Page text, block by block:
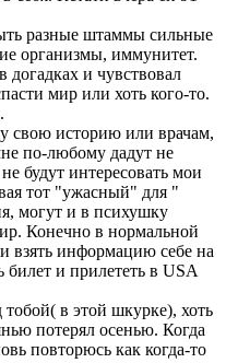
разные штаммы сильные
организмы, иммунитет.
и чувствовал
мир или хоть кого-то.
свою историю или врачам,
по-любому дадут не
будут интересовать мои
тот "ужасный" для "
могут и в психушку
Конечно в нормальной
взять информацию себе на
билет и прилететь в USA
в этой шкурке), хоть
потерял осенью. Когда
повторюсь как когда-то